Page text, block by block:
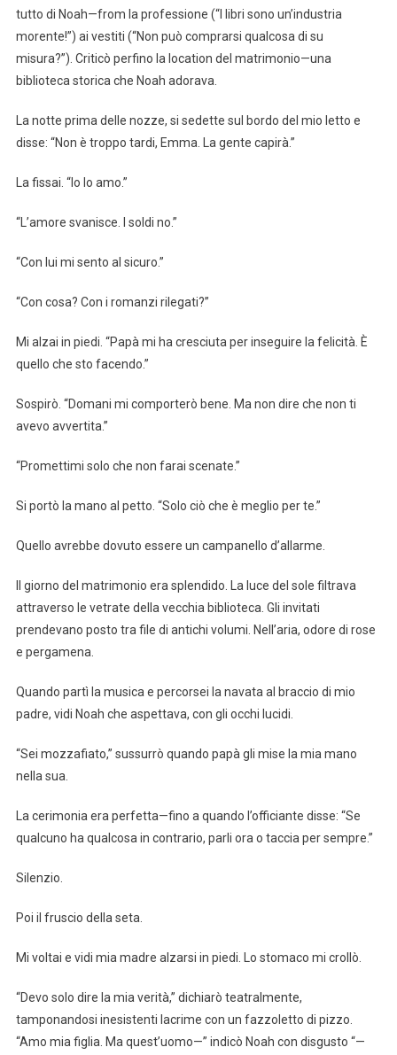
tutto di Noah—from la professione (“I libri sono un’industria
morente!”) ai vestiti (“Non può comprarsi qualcosa di su
misura?”). Criticò perfino la location del matrimonio—una
biblioteca storica che Noah adorava.
La notte prima delle nozze, si sedette sul bordo del mio letto e
disse: “Non è troppo tardi, Emma. La gente capirà.”
La fissai. “Io lo amo.”
“L’amore svanisce. I soldi no.”
“Con lui mi sento al sicuro.”
“Con cosa? Con i romanzi rilegati?”
Mi alzai in piedi. “Papà mi ha cresciuta per inseguire la felicità. È
quello che sto facendo.”
Sospirò. “Domani mi comporterò bene. Ma non dire che non ti
avevo avvertita.”
“Promettimi solo che non farai scenate.”
Si portò la mano al petto. “Solo ciò che è meglio per te.”
Quello avrebbe dovuto essere un campanello d’allarme.
Il giorno del matrimonio era splendido. La luce del sole filtrava
attraverso le vetrate della vecchia biblioteca. Gli invitati
prendevano posto tra file di antichi volumi. Nell’aria, odore di rose
e pergamena.
Quando partì la musica e percorsei la navata al braccio di mio
padre, vidi Noah che aspettava, con gli occhi lucidi.
“Sei mozzafiato,” sussurrò quando papà gli mise la mia mano
nella sua.
La cerimonia era perfetta—fino a quando l’officiante disse: “Se
qualcuno ha qualcosa in contrario, parli ora o taccia per sempre.”
Silenzio.
Poi il fruscio della seta.
Mi voltai e vidi mia madre alzarsi in piedi. Lo stomaco mi crollò.
“Devo solo dire la mia verità,” dichiarò teatralmente,
tamponandosi inesistenti lacrime con un fazzoletto di pizzo.
“Amo mia figlia. Ma quest’uomo—” indicò Noah con disgusto “—